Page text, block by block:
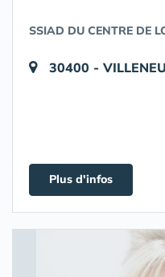
SSIAD DU CENTRE DE
30400 -
Plus d'infos